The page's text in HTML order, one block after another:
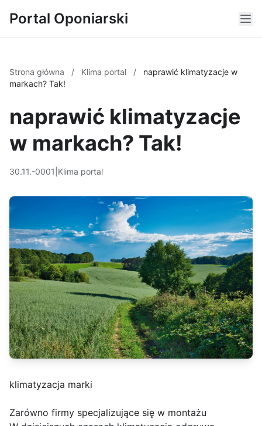
Portal Oponiarski
Strona główna / Klima portal /
naprawić klimatyzacje w
markach? Tak!
naprawić klimatyzacje
w markach? Tak!
30.11.-0001 Klima portal
klimatyzacja marki
Zarówno firmy specjalizujące się w montażu